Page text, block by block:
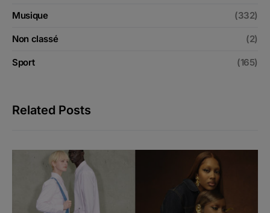
Musique (332)
Non classé (2)
Sport (165)
Related Posts